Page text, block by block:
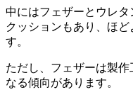
中にはフェザーとウレ
クッションもあり、ほ
す。
ただし、フェザーは製作
なる傾向があります。